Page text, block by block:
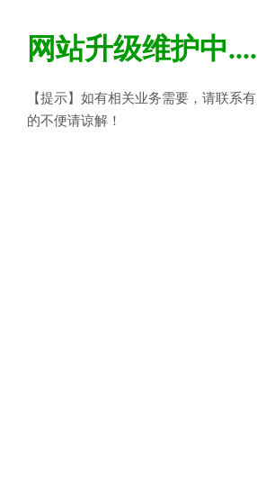
网站升级维护中
【提示】如有相关业务需要，请联系
的不便请谅解！